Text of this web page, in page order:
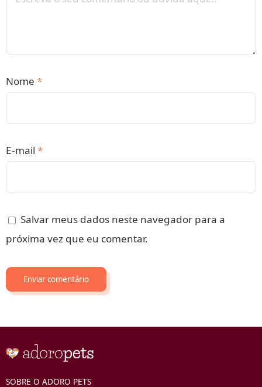
Nome *
E-mail *
Salvar meus dados neste navegador para a
próxima vez que eu comentar.
SOBRE O ADORO PETS